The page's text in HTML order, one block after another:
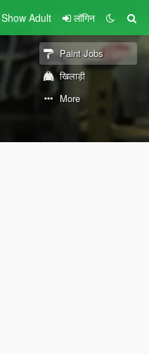
Show Adult लॉगिन
Paint Jobs
खिलाड़ी
More